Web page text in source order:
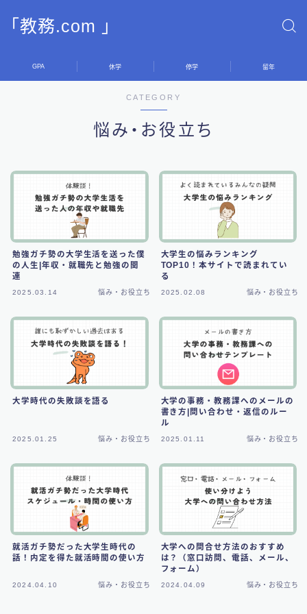
「教務.com 」
GPA 休学 停学 留年
CATEGORY
悩み・お役立ち
勉強ガチ勢の大学生活を送った僕
の人生|年収・就職先と勉強の関
連
2025.03.14 悩み・お役立ち
大学生の悩みランキング
TOP10！本サイトで読まれてい
る
2025.02.08 悩み・お役立ち
大学時代の失敗談を語る
2025.01.25 悩み・お役立ち
大学の事務・教務課へのメールの
書き方|問い合わせ・返信のルー
ル
2025.01.11 悩み・お役立ち
就活ガチ勢だった大学生時代の
話！内定を得た就活時間の使い方
2024.04.10 悩み・お役立ち
大学への問合せ方法のおすすめ
は？（窓口訪問、電話、メール、
フォーム）
2024.04.09 悩み・お役立ち